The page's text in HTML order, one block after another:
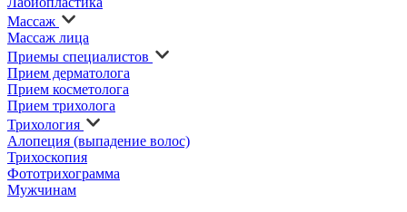
Массаж
Массаж лица
Приемы специалистов
Прием дерматолога
Прием косметолога
Прием трихолога
Трихология
Алопеция (выпадение волос)
Трихоскопия
Фототрихограмма
Мужчинам